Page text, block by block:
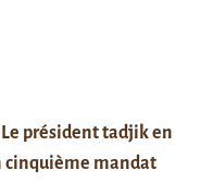
président tadjik en
cinquième mandat